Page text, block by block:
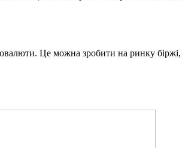
Це можна зробити на ринку